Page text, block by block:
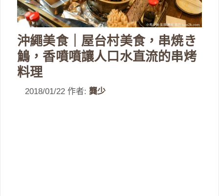
沖繩美食｜屋台村美食，串焼き
鷠，香噴噴讓人口水直流的串烤
料理
2018/01/22 作者: 龔少